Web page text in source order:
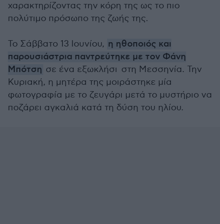
χαρακτηρίζοντας την κόρη της ως το πιο
πολύτιμο πρόσωπο της ζωής της.
Το Σάββατο 13 Ιουνίου, η ηθοποιός και
παρουσιάστρια παντρεύτηκε με τον Φάνη
Μπότση σε ένα εξωκλήσι στη Μεσσηνία. Την
Κυριακή, η μητέρα της μοιράστηκε μία
φωτογραφία με το ζευγάρι μετά το μυστήριο να
ποζάρει αγκαλιά κατά τη δύση του ηλίου.